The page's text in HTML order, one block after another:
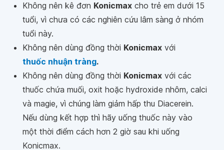
Không nên kê đơn Konicmax cho trẻ em dưới 15
tuổi, vì chưa có các nghiên cứu lâm sàng ở nhóm
tuổi này.
Không nên dùng đồng thời Konicmax với
thuốc nhuận tràng.
Không nên dùng đồng thời Konicmax với các
thuốc chứa muối, oxit hoặc hydroxide nhôm, calci
và magie, vì chúng làm giảm hấp thu Diacerein.
Nếu dùng kết hợp thì hãy uống thuốc này vào
một thời điểm cách hơn 2 giờ sau khi uống
Konicmax.